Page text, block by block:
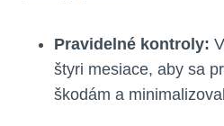
Pravidelné kontroly:
štyri mesiace, aby sa
škodám a